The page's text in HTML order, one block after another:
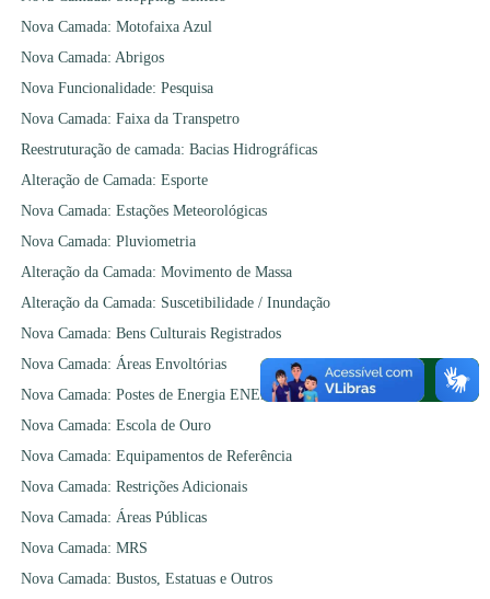
Nova Camada: Motofaixa Azul
Nova Camada: Abrigos
Nova Funcionalidade: Pesquisa
Nova Camada: Faixa da Transpetro
Reestruturação de camada: Bacias Hidrográficas
Alteração de Camada: Esporte
Nova Camada: Estações Meteorológicas
Nova Camada: Pluviometria
Alteração da Camada: Movimento de Massa
Alteração da Camada: Suscetibilidade / Inundação
Nova Camada: Bens Culturais Registrados
Nova Camada: Áreas Envoltórias
Nova Camada: Postes de Energia ENEL
Nova Camada: Escola de Ouro
Nova Camada: Equipamentos de Referência
Nova Camada: Restrições Adicionais
Nova Camada: Áreas Públicas
Nova Camada: MRS
Nova Camada: Bustos, Estatuas e Outros